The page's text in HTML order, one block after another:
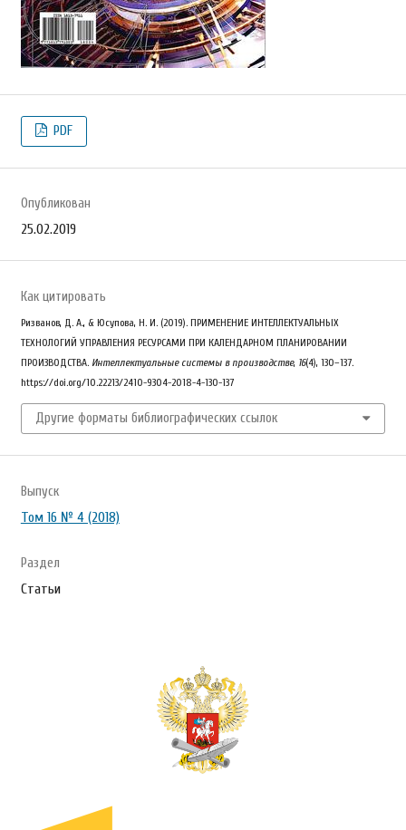
PDF
Опубликован
25.02.2019
Как цитировать
Ризванов, Д. А., & Юсупова, Н. И. (2019). ПРИМЕНЕНИЕ ИНТЕЛЛЕКТУАЛЬНЫХ
ТЕХНОЛОГИЙ УПРАВЛЕНИЯ РЕСУРСАМИ ПРИ КАЛЕНДАРНОМ ПЛАНИРОВАНИИ
ПРОИЗВОДСТВА. Интеллектуальные системы в производстве, 16(4), 130–137.
https://doi.org/10.22213/2410-9304-2018-4-130-137
Другие форматы библиографических ссылок
Выпуск
Том 16 № 4 (2018)
Раздел
Статьи